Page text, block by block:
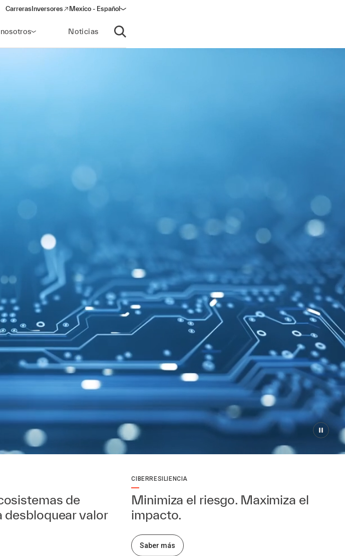
Carreras Inversores
(opens in a new window)
Mexico - Español
Noticias
Abrir búsqueda
de
desbloquear valor
CIBERRESILIENCIA
Minimiza el riesgo. Maximiza el
impacto.
Saber más